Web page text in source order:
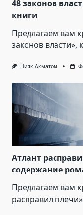
48 законов
книги
Предлагаем вам
законов власти»,
Нияк Акматом
Атлант
содержание
Предлагаем вам
расправил